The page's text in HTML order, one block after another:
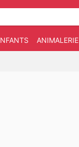
ANIMALERIE